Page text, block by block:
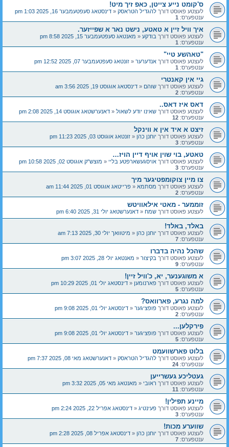
ס'קומט נייע צייטן, כאפ זיך מיט!
לעצטע פאוסט דורך להגדיל הטראסק « דינסטאג סעפטעמבער 16, 2025 1:03 pm
ענטפערס: 1
איך וויל זיין א טאטע, נישט נאר א שפייזער.
לעצטע פאוסט דורך בודקע « מאנטאג סעפטעמבער 15, 2025 8:58 pm
ענטפערס: 1
"טאהשע טיי"
לעצטע פאוסט דורך אנדערער « זונטאג סעפטעמבער 07, 2025 12:52 pm
ענטפערס: 1
גיי אין קאנטרי
לעצטע פאוסט דורך שוהם « דינסטאג אוגוסט 19, 2025 3:56 am
ענטפערס: 2
דאס איז דאס..
לעצטע פאוסט דורך שאינו יודע לשאול « דאנערשטאג אוגוסט 14, 2025 2:08 pm
ענטפערס: 12
זיצט א איד אין א ווינקל
לעצטע פאוסט דורך יוחנן כהן « זונטאג אוגוסט 03, 2025 11:23 pm
ענטפערס: 3
טאטע, בוי שוין אויף דיין הויז…
לעצטע פאוסט דורך אויסגעשארפטע בליי « מוצש"ק אוגוסט 02, 2025 10:58 pm
ענטפערס: 3
צו מיין צוקומפטיגער מיך
לעצטע פאוסט דורך מסתמא « פרייטאג אוגוסט 01, 2025 11:44 am
ענטפערס: 2
זוממער - מאטי אילאוויטש
לעצטע פאוסט דורך שמח « דאנערשטאג יולי 31, 2025 6:40 pm
באלד, באלד!
לעצטע פאוסט דורך יוחנן כהן « מיטוואך יולי 30, 2025 7:13 am
ענטפערס: 7
שהכל נהיה בדברו
לעצטע פאוסט דורך בקיצור « מאנטאג יולי 28, 2025 3:07 pm
ענטפערס: 9
א משוגענער, יא, כ'וויל זיין!
לעצטע פאוסט דורך פארנומען « דינסטאג יולי 01, 2025 10:29 pm
ענטפערס: 5
למה נגרע, פארוואס?
לעצטע פאוסט דורך פופציגער « דינסטאג יולי 01, 2025 9:08 pm
ענטפערס: 2
פירקלען...
לעצטע פאוסט דורך פופציגער « דינסטאג יולי 01, 2025 9:08 pm
ענטפערס: 5
בלוט פארשוועמט
לעצטע פאוסט דורך להגדיל הטראסק « דאנערשטאג מאי 08, 2025 7:37 pm
ענטפערס: 24
געטליכע געשרייען
לעצטע פאוסט דורך ראובי « מאנטאג מאי 05, 2025 3:32 pm
ענטפערס: 11
מיינע תפילין!
לעצטע פאוסט דורך פעינטיג « דינסטאג אפריל 22, 2025 2:24 pm
ענטפערס: 3
שווערע מכות!
לעצטע פאוסט דורך יוחנן כהן « דינסטאג אפריל 08, 2025 2:28 pm
ענטפערס: 7